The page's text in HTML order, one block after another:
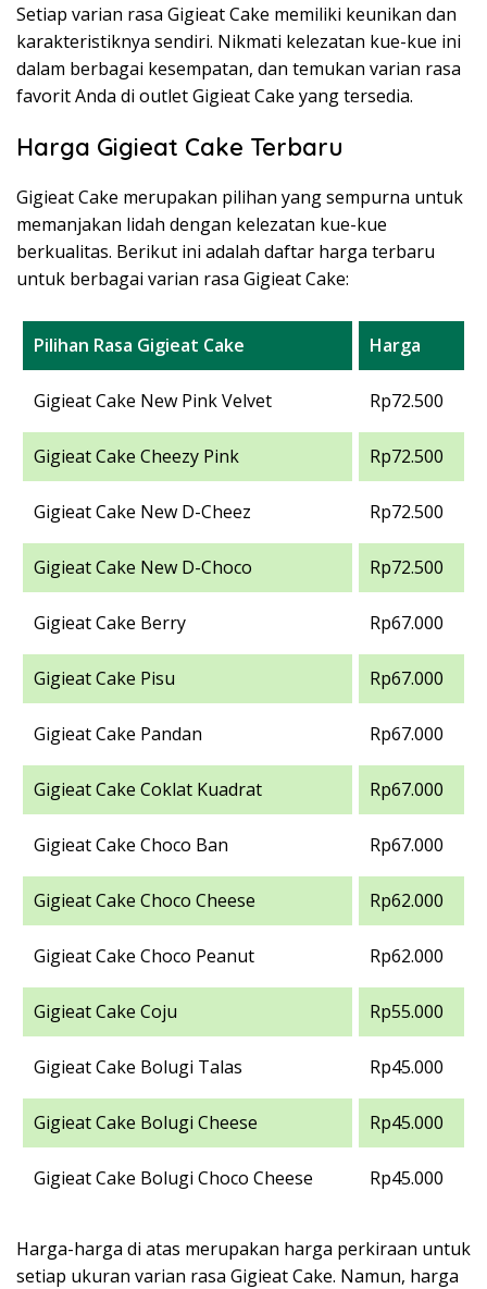
Setiap varian rasa Gigieat Cake memiliki keunikan dan
karakteristiknya sendiri. Nikmati kelezatan kue-kue ini
dalam berbagai kesempatan, dan temukan varian rasa
favorit Anda di outlet Gigieat Cake yang tersedia.
Harga Gigieat Cake Terbaru
Gigieat Cake merupakan pilihan yang sempurna untuk
memanjakan lidah dengan kelezatan kue-kue
berkualitas. Berikut ini adalah daftar harga terbaru
untuk berbagai varian rasa Gigieat Cake:
Pilihan Rasa Gigieat Cake Harga
Gigieat Cake New Pink Velvet Rp72.500
Gigieat Cake Cheezy Pink Rp72.500
Gigieat Cake New D-Cheez Rp72.500
Gigieat Cake New D-Choco Rp72.500
Gigieat Cake Berry Rp67.000
Gigieat Cake Pisu Rp67.000
Gigieat Cake Pandan Rp67.000
Gigieat Cake Coklat Kuadrat Rp67.000
Gigieat Cake Choco Ban Rp67.000
Gigieat Cake Choco Cheese Rp62.000
Gigieat Cake Choco Peanut Rp62.000
Gigieat Cake Coju Rp55.000
Gigieat Cake Bolugi Talas Rp45.000
Gigieat Cake Bolugi Cheese Rp45.000
Gigieat Cake Bolugi Choco Cheese Rp45.000
Harga-harga di atas merupakan harga perkiraan untuk
setiap ukuran varian rasa Gigieat Cake. Namun, harga